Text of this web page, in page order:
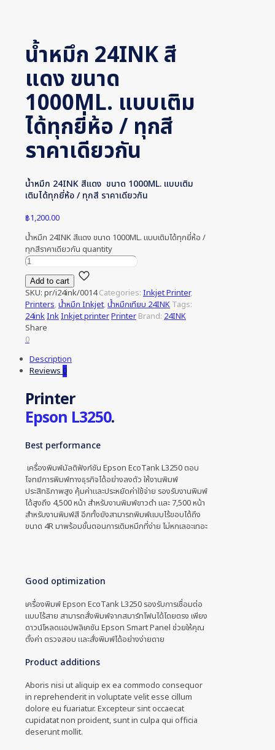
น้ำหมึก 24INK สี
แดง ขนาด
1000ML. แบบเติม
ได้ทุกยี่ห้อ / ทุกสี
ราคาเดียวกัน
น้ำหมึก 24INK สีแดง ขนาด 1000ML. แบบเติม
เติมได้ทุกยี่ห้อ / ทุกสี ราคาเดียวกัน
฿1,200.00
น้ำหมึก 24INK สีแดง ขนาด 1000ML. แบบเติมได้ทุกยี่ห้อ /
ทุกสีราคาเดียวกัน quantity
Add to cart
SKU: pr/i24ink/0014 Categories: Inkjet Printer,
Printers,น้ำหมึก Inkjet,น้ำหมึกเทียบ 24INK Tags:
24inkInkInkjet printerPrinter Brand: 24INK
Share
0
Description
Reviews0
Printer
Epson L3250.
Best performance
เครื่องพิมพ์มัลติฟังก์ชัน Epson EcoTank L3250 ตอบ
โจทย์การพิมพ์ทางธุรกิจได้อย่างลงตัว ให้งานพิมพ์
ประสิทธิภาพสูง คุ้มค่าและประหยัดค่าใช้จ่าย รองรับงานพิมพ์
ได้สูงถึง 4,500 หน้า สำหรับงานพิมพ์ขาวดำ และ 7,500 หน้า
สำหรับงานพิมพ์สี อีกทั้งยังสามารถพิมพ์แบบไร้ขอบได้ถึง
ขนาด 4R มาพร้อมขั้นตอนการเติมหมึกที่ง่าย ไม่หกเลอะเทอะ
Good optimization
เครื่องพิมพ์ Epson EcoTank L3250 รองรับการเชื่อมต่อ
แบบไร้สาย สามารถสั่งพิมพ์จากสมาร์ทโฟนได้โดยตรง เพียง
ดาวน์โหลดแอปพลิเคชัน Epson Smart Panel ช่วยให้คุณ
ตั้งค่า ตรวจสอบ และสั่งพิมพ์ได้อย่างง่ายดาย
Product additions
Aboris nisi ut aliquip ex ea commodo consequor
in reprehenderit in voluptate velit esse cillum
dolore eu fuariatur. Excepteur sint occaecat
cupidatat non proident, sunt in culpa qui officia
deserunt mollit.